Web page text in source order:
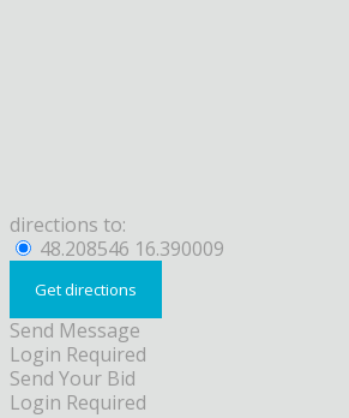
directions to:
48.208546 16.390009
Send Message
Login Required
Send Your Bid
Login Required